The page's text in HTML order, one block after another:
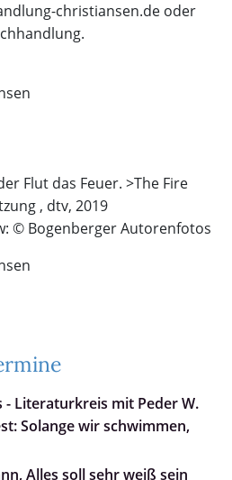
christiansen.de oder
Flut das Feuer. >The Fire
, dtv, 2019
© Bogenberger Autorenfotos
- Literaturkreis mit Peder W.
Solange wir schwimmen,
Alles soll sehr weiß sein